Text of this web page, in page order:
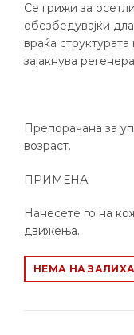
Се грижи за
обезбедувајќи
враќа
зајакнува
Препорачана за
возраст.
ПРИМЕНА:
Нанесете го на
движења.
НЕМА НА ЗАЛИХА